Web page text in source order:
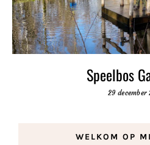
Speelbos
29 december
WELKOM OP